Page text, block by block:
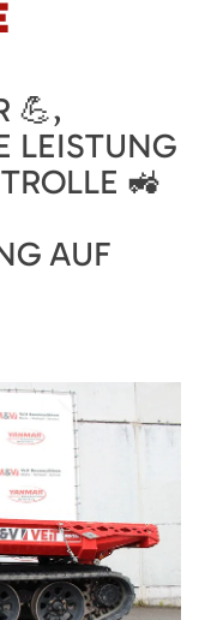
💪,
LEISTUNG
🚜
AUF